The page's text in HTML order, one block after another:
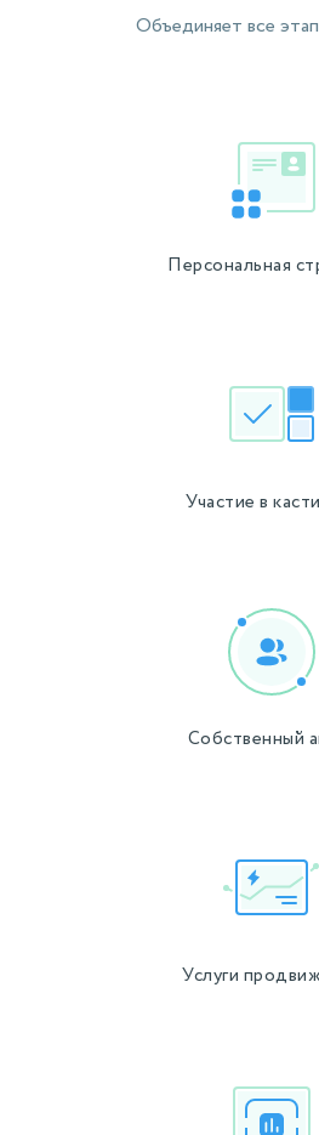
Объединяет все
Персональная
Участие в
Собственный
Услуги